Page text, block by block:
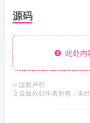
源码
此处内
© 版权声明
文章版权归作者所有，未